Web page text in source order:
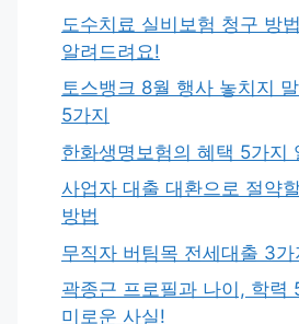
도수치료 실비보험 청구 방
알려드려요!
토스뱅크 8월 행사 놓치지
5가지
한화생명보험의 혜택 5가지
사업자 대출 대환으로 절약
방법
무직자 버팀목 전세대출 3가
곽종근 프로필과 나이, 학력
미로운 사실!